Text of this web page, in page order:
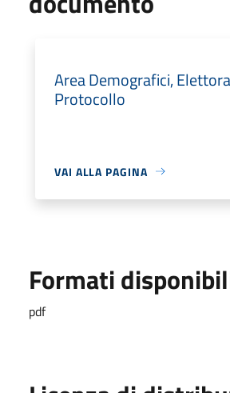
Area Demografici,
Protocollo
VAI ALLA PAGINA
Formati
pdf